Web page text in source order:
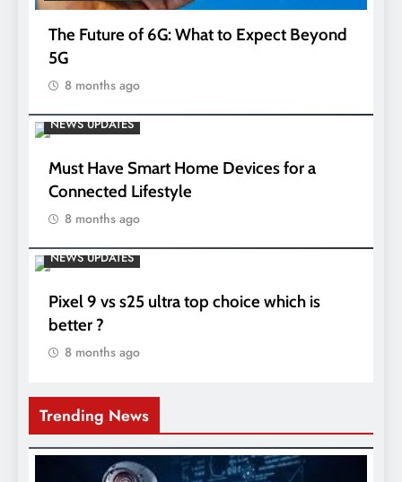
The Future of 6G: What to Expect Beyond
5G
8 months ago
NEWS UPDATES
Must Have Smart Home Devices for a
Connected Lifestyle
8 months ago
NEWS UPDATES
Pixel 9 vs s25 ultra top choice which is
better ?
8 months ago
Trending News